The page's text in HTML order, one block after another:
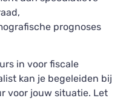
prognoses
in voor fiscale
kan je begeleiden bij
voor jouw situatie. Let